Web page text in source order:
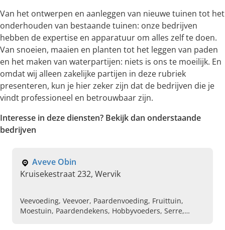
Van het ontwerpen en aanleggen van nieuwe tuinen tot het
onderhouden van bestaande tuinen: onze bedrijven
hebben de expertise en apparatuur om alles zelf te doen.
Van snoeien, maaien en planten tot het leggen van paden
en het maken van waterpartijen: niets is ons te moeilijk. En
omdat wij alleen zakelijke partijen in deze rubriek
presenteren, kun je hier zeker zijn dat de bedrijven die je
vindt professioneel en betrouwbaar zijn.
Interesse in deze diensten? Bekijk dan onderstaande
bedrijven
Aveve Obin
Kruisekestraat 232, Wervik
Veevoeding, Veevoer, Paardenvoeding, Fruittuin,
Moestuin, Paardendekens, Hobbyvoeders, Serre,